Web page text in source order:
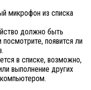
микрофон из списка
должно быть
появится ли
в списке, возможно,
выполнение других